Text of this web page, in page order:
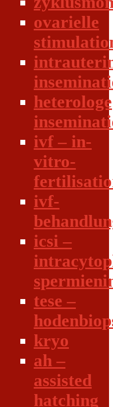
ovarielle
heterologe
ivf – in-
vitro-
ivf-
icsi –
tese –
kryo
ah –
assisted
hatching